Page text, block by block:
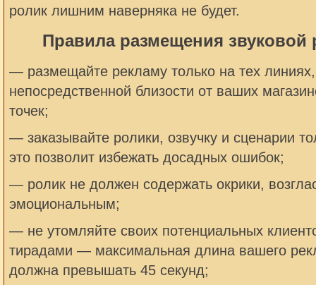
ролик лишним наверняка не будет.
Правила размещения
— размещайте рекламу только на тех
непосредственной близости от ваших
точек;
— заказывайте ролики, озвучку и сценарии
это позволит избежать досадных ошибок;
— ролик не должен содержать окрики,
эмоциональным;
— не утомляйте своих потенциальных
тирадами — максимальная длина вашего
должна превышать 45 секунд;